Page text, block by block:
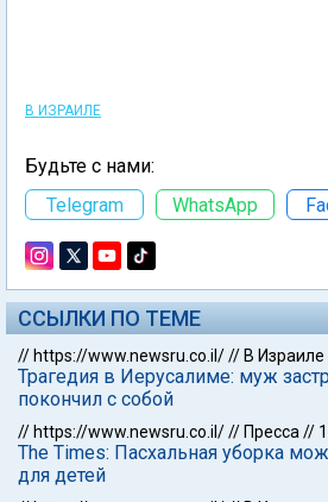
В ИЗРАИЛЕ
Будьте с нами:
Telegram
WhatsApp
ССЫЛКИ ПО ТЕМЕ
// https://www.newsru.co.il/// В Израиле
Трагедия в Иерусалиме: муж
покончил с собой
// https://www.newsru.co.il/// Пресса //
The Times: Пасхальная уборка
для детей